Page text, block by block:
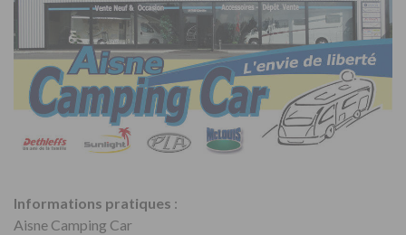
Informations pratiques :
Aisne Camping Car